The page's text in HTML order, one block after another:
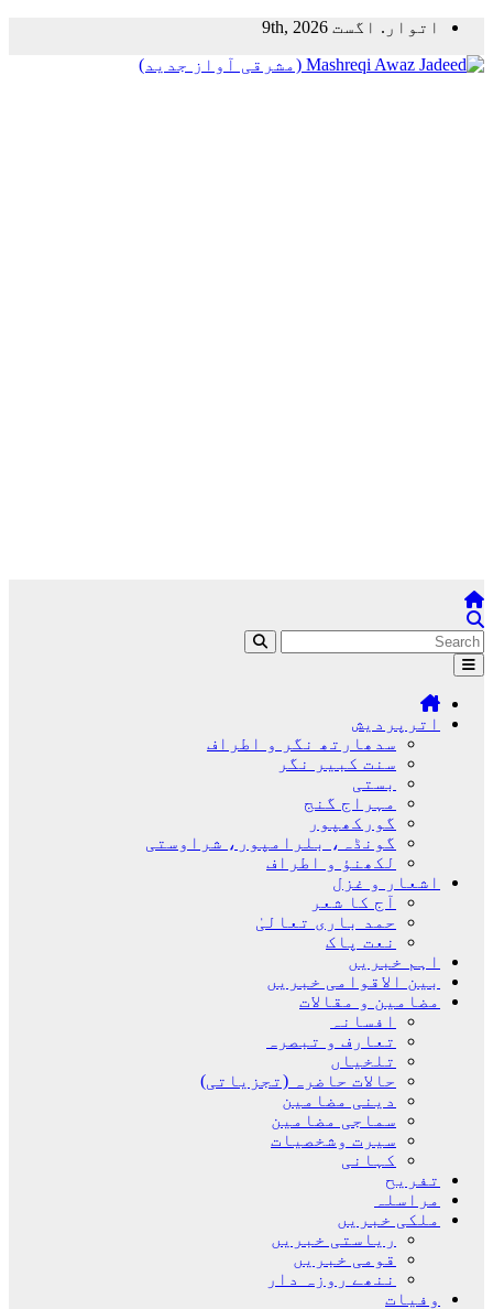
Skip
content
اتوار. اگست 9th, 2026
اترپردیش
سدھارتھ نگر و اطراف
سنت کبیر نگر
بستی
مہراج گنج
گورکھپور
گونڈہ، بلرامپور، شراوستی
لکھنؤ و اطراف
اشعار و غزل
آج کا شعر
حمد باری تعالیٰ
نعت پاک
اہم خبریں
بین الاقوامی خبریں
مضامین و مقالات
افسانہ
تعارف و تبصرہ
تلخیاں
حالات حاضرہ (تجزیاتی)
دینی مضامین
سماجی مضامین
سیرت وشخصیات
کہانی
تفریح
مراسلہ
ملکی خبریں
ریاستی خبریں
قومی خبریں
ننھے روزہ دار
وفیات